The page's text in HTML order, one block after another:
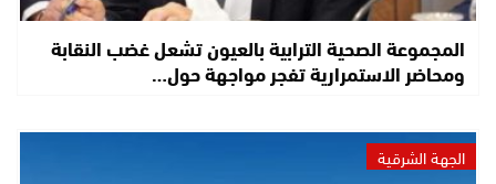
المجموعة الصحية الترابية بالعيون تشعل غضب النقابة
ومحاضر الاستمرارية تفجر مواجهة حول…
الجهة الشرقية